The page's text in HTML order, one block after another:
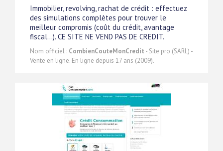
Immobilier, revolving, rachat de crédit : effectuez
des simulations complètes pour trouver le
meilleur compromis (coût du crédit, avantage
fiscal...). CE SITE NE VEND PAS DE CREDIT.
Nom officiel : CombienCouteMonCredit - Site pro (SARL) -
Vente en ligne. En ligne depuis 17 ans (2009).